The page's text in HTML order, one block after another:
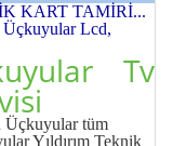
KART TAMİRİ...
Lcd,
Tv
Üçkuyular tüm
Yıldırım Teknik